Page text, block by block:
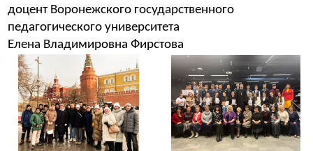
доцент Воронежского государственного
педагогического университета
Елена Владимировна Фирстова